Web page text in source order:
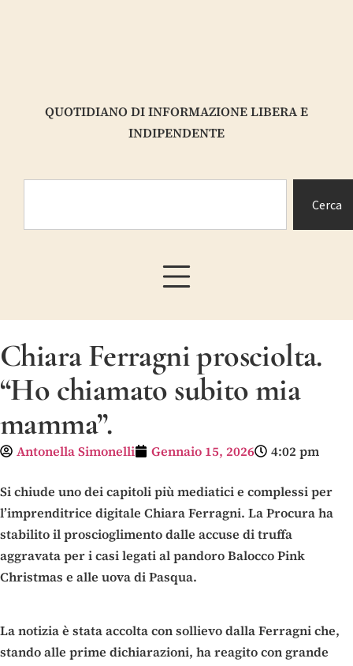
QUOTIDIANO DI INFORMAZIONE LIBERA E
INDIPENDENTE
Cerca
Chiara Ferragni prosciolta.
“Ho chiamato subito mia
mamma”.
Antonella Simonelli Gennaio 15, 2026 4:02 pm
Si chiude uno dei capitoli più mediatici e complessi per
l’imprenditrice digitale Chiara Ferragni. La Procura ha
stabilito il proscioglimento dalle accuse di truffa
aggravata per i casi legati al pandoro Balocco Pink
Christmas e alle uova di Pasqua.
La notizia è stata accolta con sollievo dalla Ferragni che,
stando alle prime dichiarazioni, ha reagito con grande